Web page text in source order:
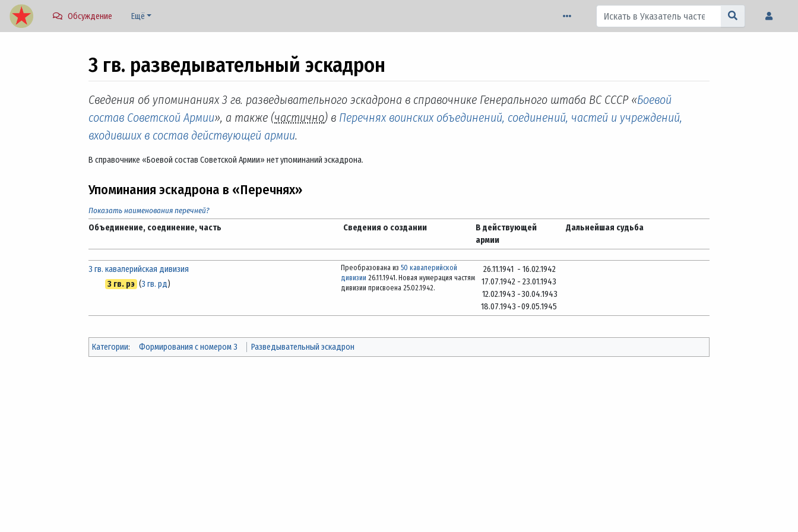
Обсуждение Ещё
3 гв. разведывательный эскадрон
Перейти к:навигация,поиск
Сведения об упоминаниях 3 гв. разведывательного эскадрона в справочнике Генерального штаба ВС СССР «Боевой
состав Советской Армии», а также (частично) в Перечнях воинских объединений, соединений, частей и учреждений,
входивших в состав действующей армии.
В справочнике «Боевой состав Советской Армии» нет упоминаний эскадрона.
Упоминания эскадрона в «Перечнях»
Показать наименования перечней?
Объединение, соединение, часть Сведения о создании
В действующей
армии
Дальнейшая судьба
3 гв. кавалерийская дивизия
3 гв. рэ (3 гв. рд)
Преобразована из 50 кавалерийской
дивизии 26.11.1941. Новая нумерация частям
дивизии присвоена 25.02.1942.
26.11.1941 - 16.02.1942
17.07.1942 - 23.01.1943
12.02.1943 -30.04.1943
18.07.1943 -09.05.1945
Категории: Формирования с номером 3 Разведывательный эскадрон